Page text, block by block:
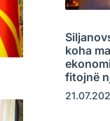
koha
fitojnë